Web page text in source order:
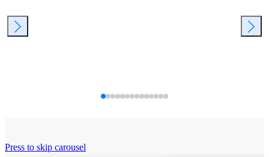
Press to skip carousel